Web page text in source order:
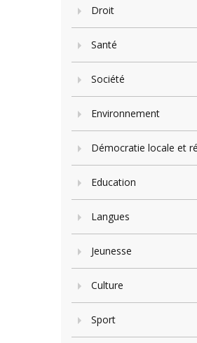
Droit
Santé
Société
Environnement
Démocratie locale et
Education
Langues
Jeunesse
Culture
Sport